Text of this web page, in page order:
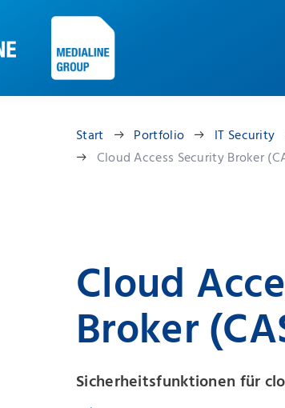
Start Portfolio IT Security
Cloud Access Security Broker
Cloud
Broker
Sicherheitsfunktionen für